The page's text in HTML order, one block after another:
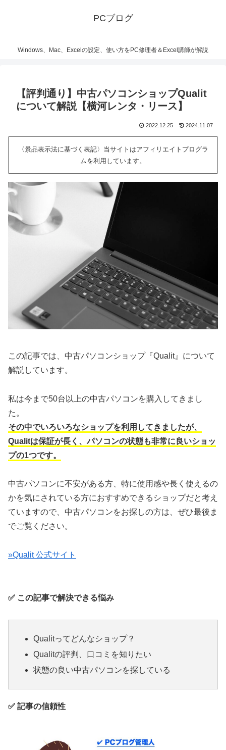
PCブログ
Windows、Mac、Excelの設定、使い方をPC修理者＆Excel講師が解説
【評判通り】中古パソコンショップQualit
について解説【横河レンタ・リース】
2022.12.25 2024.11.07
〈景品表示法に基づく表記〉当サイトはアフィリエイトプログラ
ムを利用しています。
この記事では、中古パソコンショップ『Qualit』について
解説しています。
私は今まで50台以上の中古パソコンを購入してきまし
た。
その中でいろいろなショップを利用してきましたが、
Qualitは保証が長く、パソコンの状態も非常に良いショッ
プの1つです。
中古パソコンに不安がある方、特に使用感や長く使えるの
かを気にされている方におすすめできるショップだと考え
ていますので、中古パソコンをお探しの方は、ぜひ最後ま
でご覧ください。
»Qualit 公式サイト
✅ この記事で解決できる悩み
Qualitってどんなショップ？
Qualitの評判、口コミを知りたい
状態の良い中古パソコンを探している
✅ 記事の信頼性